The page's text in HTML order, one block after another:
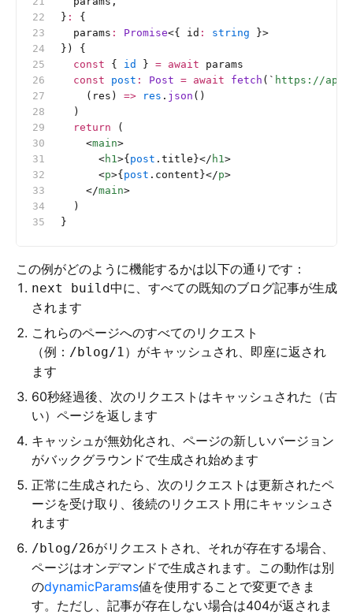
} :
{
  params
: Promise<{ id : string }>
}) {
  const
{ id } = await params
  const
post : Post = await fetch ( ` https://
    (res)
=> res . json ()
  )
  return
(
    <
main>
      <
h1>{ post .title}</ h1>
      <
p>{ post .content}</p>
    </
main>
  )
}
この例がどのように機能するかは以下の通りです：
next build中に、すべての既知のブログ記事が生成
されます
これらのページへのすべてのリクエスト
（例： /blog/1）がキャッシュされ、即座に返され
ます
60秒経過後、次のリクエストはキャッシュされた（古
い）ページを返します
キャッシュが無効化され、ページの新しいバージョン
がバックグラウンドで生成され始めます
正常に生成されたら、次のリクエストは更新されたペ
ージを受け取り、後続のリクエスト用にキャッシュさ
れます
/blog/26がリクエストされ、それが存在する場合、
ページはオンデマンドで生成されます。この動作は別
のdynamicParams値を使用することで変更できま
す。ただし、記事が存在しない場合は404が返されま